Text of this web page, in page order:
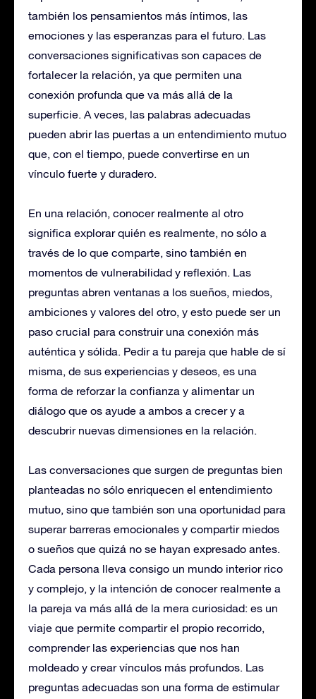
también los pensamientos más íntimos, las
emociones y las esperanzas para el futuro. Las
conversaciones significativas son capaces de
fortalecer la relación, ya que permiten una
conexión profunda que va más allá de la
superficie. A veces, las palabras adecuadas
pueden abrir las puertas a un entendimiento mutuo
que, con el tiempo, puede convertirse en un
vínculo fuerte y duradero.
En una relación, conocer realmente al otro
significa explorar quién es realmente, no sólo a
través de lo que comparte, sino también en
momentos de vulnerabilidad y reflexión. Las
preguntas abren ventanas a los sueños, miedos,
ambiciones y valores del otro, y esto puede ser un
paso crucial para construir una conexión más
auténtica y sólida. Pedir a tu pareja que hable de sí
misma, de sus experiencias y deseos, es una
forma de reforzar la confianza y alimentar un
diálogo que os ayude a ambos a crecer y a
descubrir nuevas dimensiones en la relación.
Las conversaciones que surgen de preguntas bien
planteadas no sólo enriquecen el entendimiento
mutuo, sino que también son una oportunidad para
superar barreras emocionales y compartir miedos
o sueños que quizá no se hayan expresado antes.
Cada persona lleva consigo un mundo interior rico
y complejo, y la intención de conocer realmente a
la pareja va más allá de la mera curiosidad: es un
viaje que permite compartir el propio recorrido,
comprender las experiencias que nos han
moldeado y crear vínculos más profundos. Las
preguntas adecuadas son una forma de estimular